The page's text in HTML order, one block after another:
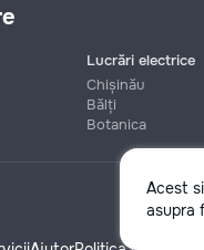
Acest
asupra
Lucrări electrice
Chișinău
Bălți
Botanica